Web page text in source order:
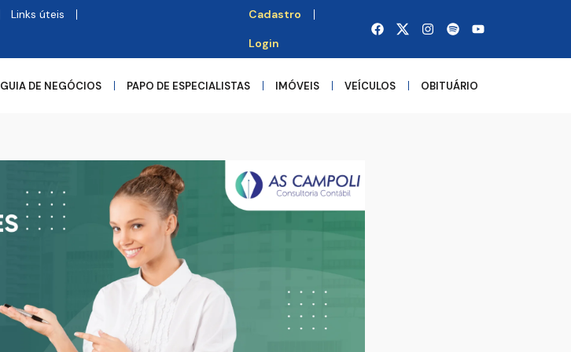
Links úteis Cadastro
Login
GUIA DE NEGÓCIOS PAPO DE ESPECIALISTAS IMÓVEIS VEÍCULOS OBITUÁRIO